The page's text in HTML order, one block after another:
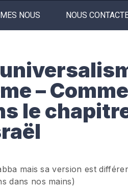
NOUS NOUS
–
le
mais sa version est
dans nos mains)